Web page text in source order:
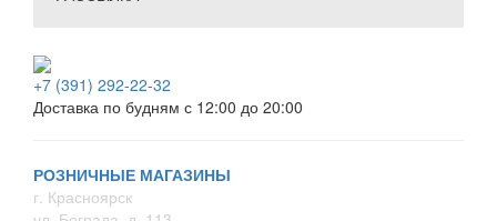
+7 (391) 292-22-32
Доставка по будням с 12:00 до 20:00
РОЗНИЧНЫЕ МАГАЗИНЫ
г. Красноярск